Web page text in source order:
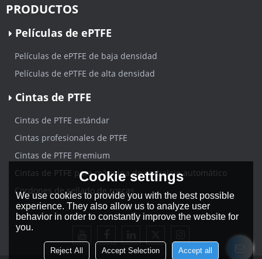
PRODUCTOS
Películas de ePTFE
Películas de ePTFE de baja densidad
Películas de ePTFE de alta densidad
Cintas de PTFE
Cintas de PTFE estándar
Cintas profesionales de PTFE
Cintas de PTFE Premium
Cintas de PTFE para máquina de embalaje automático
Cordones de sellado de roscas
Cookie settings
We use cookies to provide you with the best possible
experience. They also allow us to analyze user
behavior in order to constantly improve the website for
you.
Reject All Accept Selection Accept all